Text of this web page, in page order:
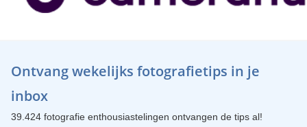
Ontvang wekelijks fotografietips in je
inbox
39.424 fotografie enthousiastelingen ontvangen de tips al!